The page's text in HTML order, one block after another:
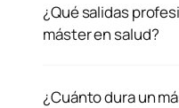
¿Qué salidas
máster en salud?
¿Cuánto dura un